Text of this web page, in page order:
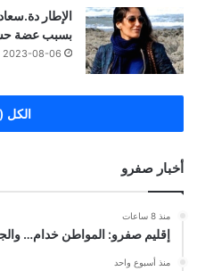
الإطار
بسبب عضة
2023-08-06
الكل (9547)
أخبار صفرو
منذ 8 ساعات
إقليم صفرو: المواطن خدام…
منذ أسبوع واحد